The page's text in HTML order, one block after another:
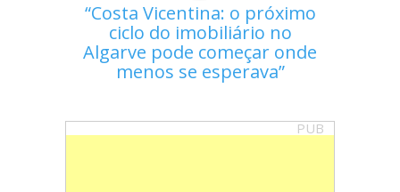
Costa Vicentina: o próximo
ciclo do imobiliário no
Algarve pode começar onde
menos se esperava
PUB